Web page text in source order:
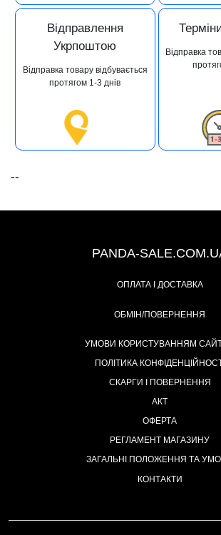
Відправлення
Укрпоштою
Відправка товару відбувається
протягом 1-3 днів
Відправка
--
PANDA-
ОПЛАТА І ДОСТАВКА
ОБМІН/ПОВЕРНЕННЯ
УМОВИ КОРИСТУВАННЯМ
ПОЛІТИКА
СКАРГИ І ПОВЕРНЕННЯ
АКТ
ОФЕРТА
РЕГЛАМЕНТ МАГАЗИНУ
ЗАГАЛЬНІ ПОЛОЖЕННЯ ТА
КОНТАКТИ